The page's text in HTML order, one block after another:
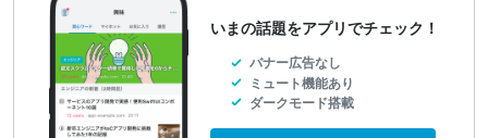
いまの話題をアプリでチェック！
バナー広告なし
ミュート機能あり
ダークモード搭載